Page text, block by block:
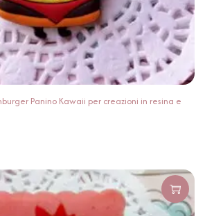
Panino Kawaii per creazioni in resina e